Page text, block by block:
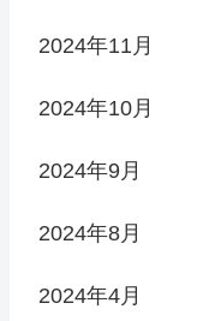
2024年11月
2024年10月
2024年9月
2024年8月
2024年4月